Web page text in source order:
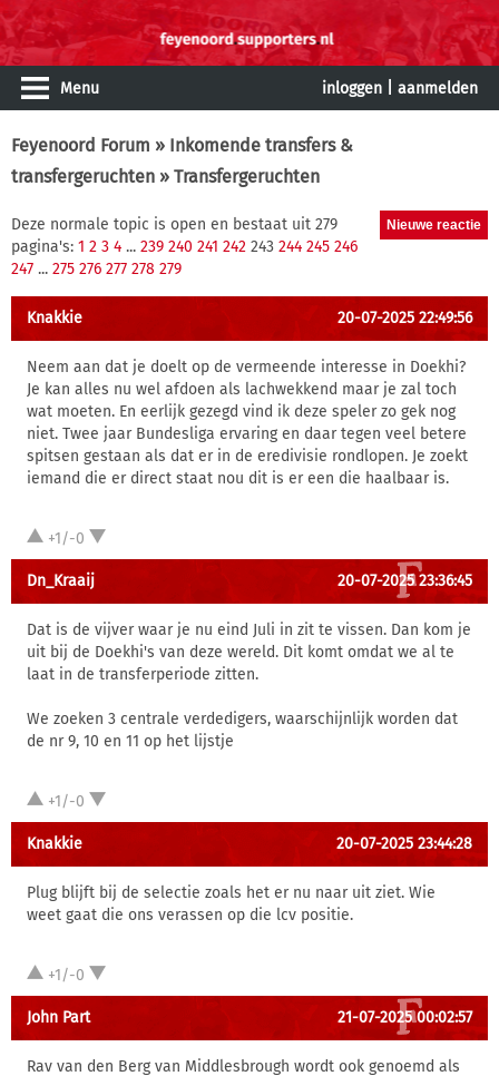
Menu inloggen aanmelden
Feyenoord Forum » Inkomende transfers &
transfergeruchten » Transfergeruchten
Deze normale topic is open en bestaat uit 279
pagina's: 1 2 3 4 ... 239 240 241 242 243 244 245 246
247 ... 275 276 277 278 279
Knakkie 20-07-2025 22:49:56
Neem aan dat je doelt op de vermeende interesse in Doekhi?
Je kan alles nu wel afdoen als lachwekkend maar je zal toch
wat moeten. En eerlijk gezegd vind ik deze speler zo gek nog
niet. Twee jaar Bundesliga ervaring en daar tegen veel betere
spitsen gestaan als dat er in de eredivisie rondlopen. Je zoekt
iemand die er direct staat nou dit is er een die haalbaar is.
+1/-0
Dn_Kraaij 20-07-2025 23:36:45
Dat is de vijver waar je nu eind Juli in zit te vissen. Dan kom je
uit bij de Doekhi's van deze wereld. Dit komt omdat we al te
laat in de transferperiode zitten.
We zoeken 3 centrale verdedigers, waarschijnlijk worden dat
de nr 9, 10 en 11 op het lijstje
+1/-0
Knakkie 20-07-2025 23:44:28
Plug blijft bij de selectie zoals het er nu naar uit ziet. Wie
weet gaat die ons verassen op die lcv positie.
+1/-0
John Part 21-07-2025 00:02:57
Rav van den Berg van Middlesbrough wordt ook genoemd als